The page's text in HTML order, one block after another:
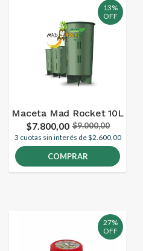
13%
OFF
Maceta Mad Rocket 10L
$7.800,00 $9.000,00
3 cuotas sin interés de $2.600,00
COMPRAR
27%
OFF